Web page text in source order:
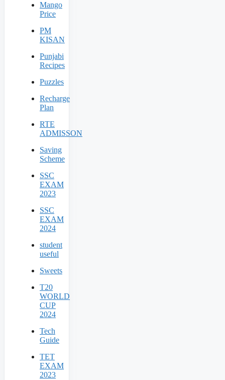
Mango
Price
PM
KISAN
Punjabi
Recipes
Puzzles
Recharge
Plan
RTE
ADMISSON
Saving
Scheme
SSC
EXAM
2023
SSC
EXAM
2024
student
useful
Sweets
T20
WORLD
CUP
2024
Tech
Guide
TET
EXAM
2023